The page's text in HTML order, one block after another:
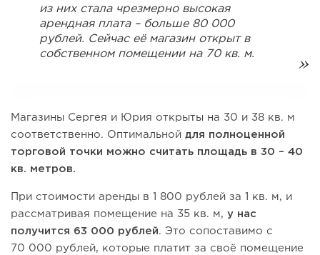
из них стала чрезмерно высокая
арендная плата – больше 80 000
рублей. Сейчас её магазин открыт в
собственном помещении на 70 кв. м.
Магазины Сергея и Юрия открыты на 30 и 38 кв. м
соответственно. Оптимальной для полноценной
торговой точки можно считать площадь в 30 – 40
кв. метров.
При стоимости аренды в 1 800 рублей за 1 кв. м, и
рассматривая помещение на 35 кв. м, у нас
получится 63 000 рублей. Это сопоставимо с
70 000 рублей, которые платит за своё помещение